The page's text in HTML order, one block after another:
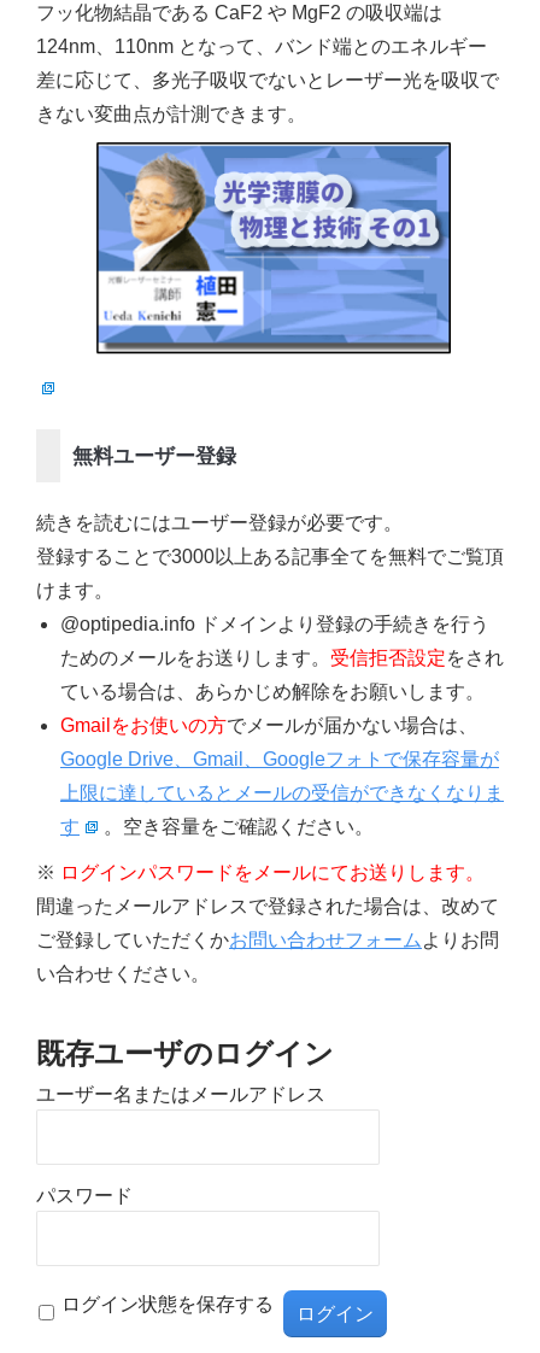
フッ化物結晶である CaF2 や MgF2 の吸収端は
124nm、110nm となって、バンド端とのエネルギー
差に応じて、多光子吸収でないとレーザー光を吸収で
きない変曲点が計測できます。
無料ユーザー登録
続きを読むにはユーザー登録が必要です。
登録することで3000以上ある記事全てを無料でご覧頂
けます。
@optipedia.info ドメインより登録の手続きを行う
ためのメールをお送りします。 受信拒否設定をされ
ている場合は、あらかじめ解除をお願いします。
Gmailをお使いの方でメールが届かない場合は、
Google Drive、Gmail、Googleフォトで保存容量が
上限に達しているとメールの受信ができなくなりま
す
。空き容量をご確認ください。
※ ログインパスワードをメールにてお送りします。
間違ったメールアドレスで登録された場合は、改めて
ご登録していただくかお問い合わせフォーム よりお問
い合わせください。
既存ユーザのログイン
ユーザー名またはメールアドレス
パスワード
ログイン状態を保存する